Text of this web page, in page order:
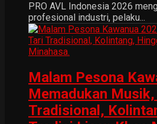
PRO AVL Indonesia 2026
profesional industri, pelaku...
Malam Pesona
Memadukan Musik,
Tradisional,